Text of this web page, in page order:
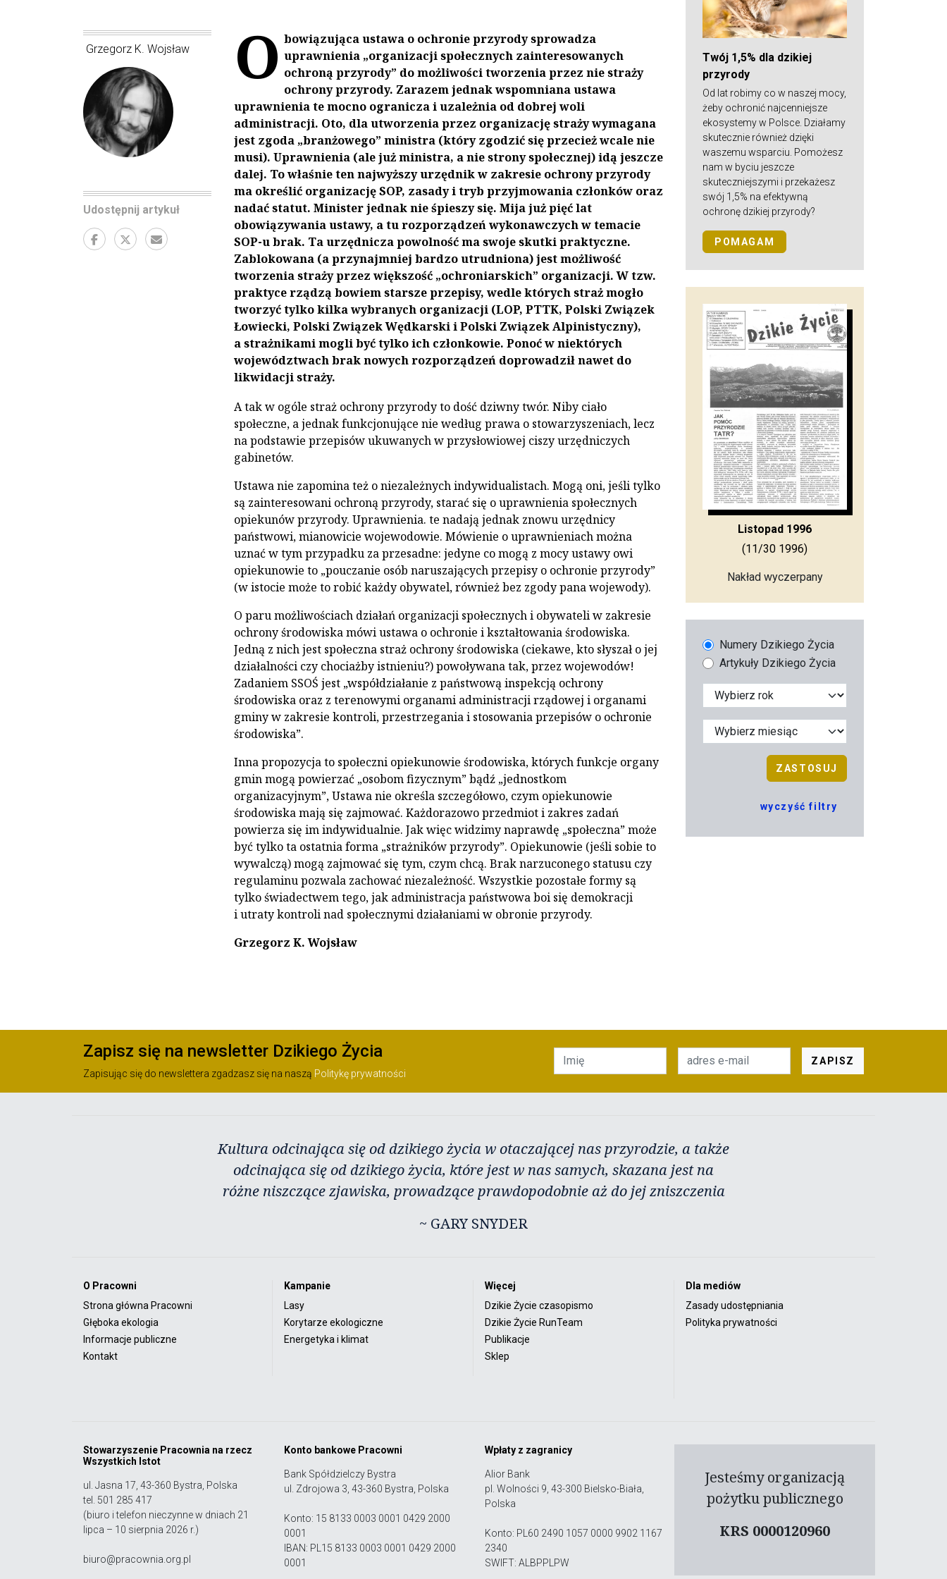
Grzegorz K. Wojsław
Udostępnij artykuł
O bowiązująca ustawa o ochronie przyrody sprowadza
uprawnienia „organizacji społecznych zainteresowanych
ochroną przyrody” do możliwości tworzenia przez nie straży
ochrony przyrody. Zarazem jednak wspomniana ustawa
uprawnienia te mocno ogranicza i uzależnia od dobrej woli
administracji. Oto, dla utworzenia przez organizację straży wymagana
jest zgoda „branżowego” ministra (który zgodzić się przecież wcale nie
musi). Uprawnienia (ale już ministra, a nie strony społecznej) idą jeszcze
dalej. To właśnie ten najwyższy urzędnik w zakresie ochrony przyrody
ma określić organizację SOP, zasady i tryb przyjmowania członków oraz
nadać statut. Minister jednak nie śpieszy się. Mija już pięć lat
obowiązywania ustawy, a tu rozporządzeń wykonawczych w temacie
SOP-u brak. Ta urzędnicza powolność ma swoje skutki praktyczne.
Zablokowana (a przynajmniej bardzo utrudniona) jest możliwość
tworzenia straży przez większość „ochroniarskich” organizacji. W tzw.
praktyce rządzą bowiem starsze przepisy, wedle których straż mogło
tworzyć tylko kilka wybranych organizacji (LOP, PTTK, Polski Związek
Łowiecki, Polski Związek Wędkarski i Polski Związek Alpinistyczny),
a strażnikami mogli być tylko ich członkowie. Ponoć w niektórych
województwach brak nowych rozporządzeń doprowadził nawet do
likwidacji straży.
A tak w ogóle straż ochrony przyrody to dość dziwny twór. Niby ciało
społeczne, a jednak funkcjonujące nie według prawa o stowarzyszeniach, lecz
na podstawie przepisów ukuwanych w przysłowiowej ciszy urzędniczych
gabinetów.
Ustawa nie zapomina też o niezależnych indywidualistach. Mogą oni, jeśli tylko
są zainteresowani ochroną przyrody, starać się o uprawnienia społecznych
opiekunów przyrody. Uprawnienia. te nadają jednak znowu urzędnicy
państwowi, mianowicie wojewodowie. Mówienie o uprawnieniach można
uznać w tym przypadku za przesadne: jedyne co mogą z mocy ustawy owi
opiekunowie to „pouczanie osób naruszających przepisy o ochronie przyrody”
(w istocie może to robić każdy obywatel, również bez zgody pana wojewody).
O paru możliwościach działań organizacji społecznych i obywateli w zakresie
ochrony środowiska mówi ustawa o ochronie i kształtowania środowiska.
Jedną z nich jest społeczna straż ochrony środowiska (ciekawe, kto słyszał o jej
działalności czy chociażby istnieniu?) powoływana tak, przez wojewodów!
Zadaniem SSOŚ jest „współdziałanie z państwową inspekcją ochrony
środowiska oraz z terenowymi organami administracji rządowej i organami
gminy w zakresie kontroli, przestrzegania i stosowania przepisów o ochronie
środowiska”.
Inna propozycja to społeczni opiekunowie środowiska, których funkcje organy
gmin mogą powierzać „osobom fizycznym” bądź „jednostkom
organizacyjnym”, Ustawa nie określa szczegółowo, czym opiekunowie
środowiska mają się zajmować. Każdorazowo przedmiot i zakres zadań
powierza się im indywidualnie. Jak więc widzimy naprawdę „społeczna” może
być tylko ta ostatnia forma „strażników przyrody”. Opiekunowie (jeśli sobie to
wywalczą) mogą zajmować się tym, czym chcą. Brak narzuconego statusu czy
regulaminu pozwala zachować niezależność. Wszystkie pozostałe formy są
tylko świadectwem tego, jak administracja państwowa boi się demokracji
i utraty kontroli nad społecznymi działaniami w obronie przyrody.
Grzegorz K. Wojsław
Twój 1,5% dla dzikiej
przyrody
Od lat robimy co w naszej mocy,
żeby ochronić najcenniejsze
ekosystemy w Polsce. Działamy
skutecznie również dzięki
waszemu wsparciu. Pomożesz
nam w byciu jeszcze
skuteczniejszymi i przekażesz
swój 1,5% na efektywną
ochronę dzikiej przyrody?
POMAGAM
Listopad 1996
(11/30 1996)
Nakład wyczerpany
Numery Dzikiego Życia
Artykuły Dzikiego Życia
ZASTOSUJ
wyczyść filtry
Zapisz się na newsletter Dzikiego Życia
Zapisując się do newslettera zgadzasz się na naszą Politykę prywatności
ZAPISZ
Kultura odcinająca się od dzikiego życia w otaczającej nas przyrodzie, a także
odcinająca się od dzikiego życia, które jest w nas samych, skazana jest na
różne niszczące zjawiska, prowadzące prawdopodobnie aż do jej zniszczenia
~ GARY SNYDER
O Pracowni
Strona główna Pracowni
Głęboka ekologia
Informacje publiczne
Kontakt
Kampanie
Lasy
Korytarze ekologiczne
Energetyka i klimat
Więcej
Dzikie Życie czasopismo
Dzikie Życie RunTeam
Publikacje
Sklep
Dla mediów
Zasady udostępniania
Polityka prywatności
Stowarzyszenie Pracownia na rzecz
Wszystkich Istot
ul. Jasna 17, 43-360 Bystra, Polska
tel. 501 285 417
(biuro i telefon nieczynne w dniach 21
lipca – 10 sierpnia 2026 r.)
biuro@pracownia.org.pl
Konto bankowe Pracowni
Bank Spółdzielczy Bystra
ul. Zdrojowa 3, 43-360 Bystra, Polska
Konto: 15 8133 0003 0001 0429 2000
0001
IBAN: PL15 8133 0003 0001 0429 2000
0001
Wpłaty z zagranicy
Alior Bank
pl. Wolności 9, 43-300 Bielsko-Biała,
Polska
Konto: PL60 2490 1057 0000 9902 1167
2340
SWIFT: ALBPPLPW
Jesteśmy organizacją
pożytku publicznego
KRS 0000120960